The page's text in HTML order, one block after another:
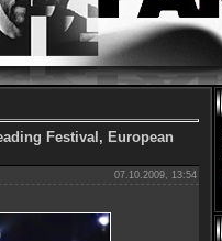
Festival, European
07.10.2009, 13:54